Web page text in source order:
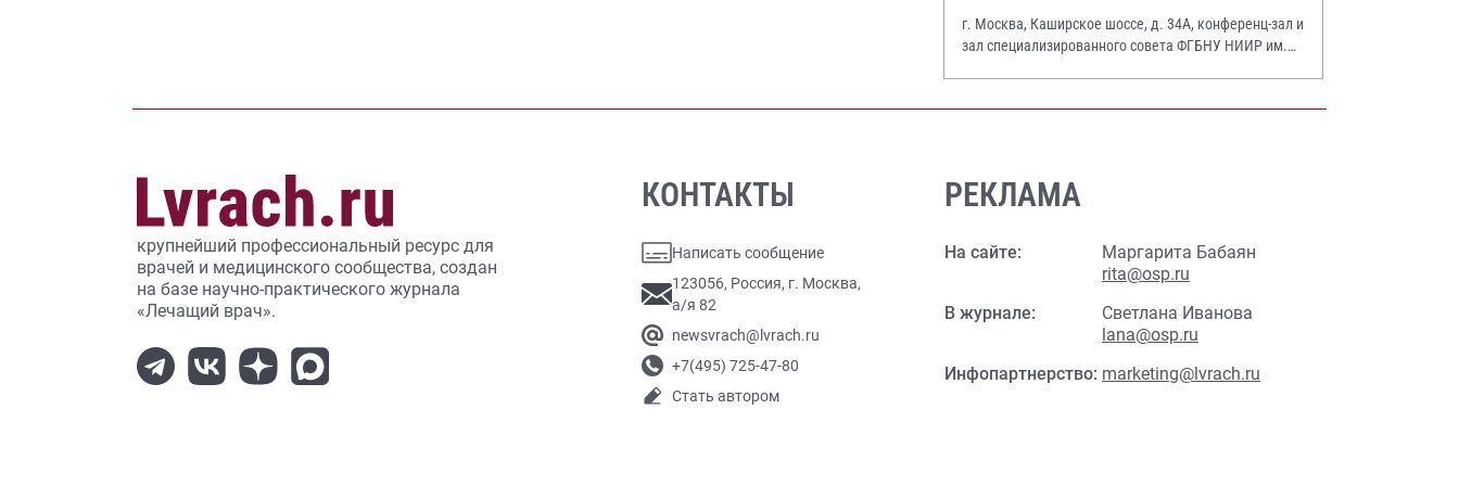
г. Москва, Каширское шоссе, д. 34А, конференц-зал и
зал специализированного совета ФГБНУ НИИР им.
крупнейший профессиональный ресурс для
врачей и медицинского сообщества, создан
на базе научно-практического журнала
«Лечащий врач».
КОНТАКТЫ
Написать сообщение
123056, Россия, г. Москва,
а/я 82
newsvrach@lvrach.ru
+7(495) 725-47-80
Стать автором
РЕКЛАМА
На сайте:
Маргарита Бабаян
rita@osp.ru
В журнале:
Светлана Иванова
lana@osp.ru
Инфопартнерство: marketing@lvrach.ru